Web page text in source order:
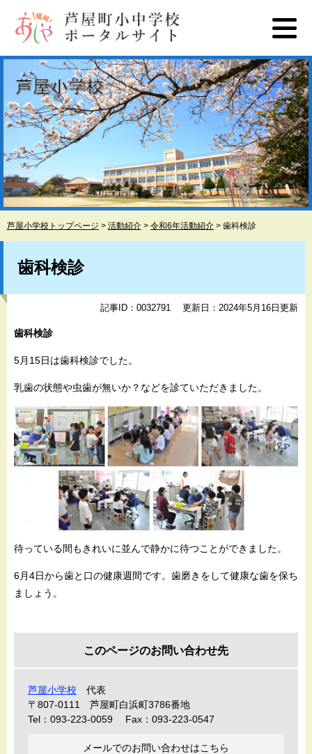
す
。
し
て
文
芦屋小学校トップページ > 活動紹介 > 令和6年活動紹介 > 歯科検診
歯科検診
記事ID：0032791 更新日：2024年5月16日更新
歯科検診
5月15日は歯科検診でした。
乳歯の状態や虫歯が無いか？などを診ていただきました。
待っている間もきれいに並んで静かに待つことができました。
6月4日から歯と口の健康週間です。歯磨きをして健康な歯を保ち
ましょう。
このページのお問い合わせ先
芦屋小学校
代表
〒807-0111
芦屋町白浜町3786番地
Tel：093-223-0059
Fax：093-223-0547
メールでのお問い合わせはこちら